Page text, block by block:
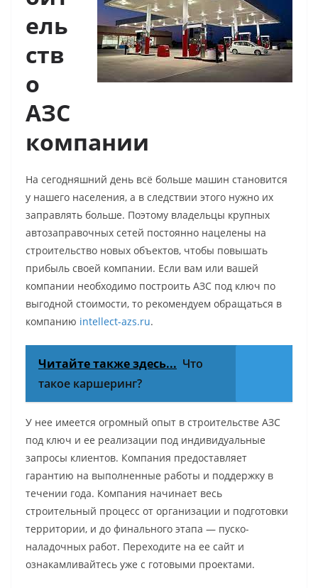
ель
ств
о
АЗС
компании
На сегодняшний день всё больше машин становится
у нашего населения, а в следствии этого нужно их
заправлять больше. Поэтому владельцы крупных
автозаправочных сетей постоянно нацелены на
строительство новых объектов, чтобы повышать
прибыль своей компании. Если вам или вашей
компании необходимо построить АЗС под ключ по
выгодной стоимости, то рекомендуем обращаться в
компанию intellect-azs.ru.
Читайте также здесь... Что
такое каршеринг?
У нее имеется огромный опыт в строительстве АЗС
под ключ и ее реализации под индивидуальные
запросы клиентов. Компания предоставляет
гарантию на выполненные работы и поддержку в
течении года. Компания начинает весь
строительный процесс от организации и подготовки
территории, и до финального этапа — пуско-
наладочных работ. Переходите на ее сайт и
ознакамливайтесь уже с готовыми проектами.